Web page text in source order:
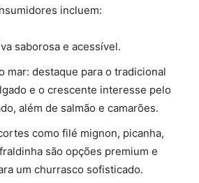
incluem:
saborosa e acessível.
mar: destaque para o tradicional
e o crescente interesse pelo
além de salmão e camarões.
como filé mignon, picanha,
são opções premium e
um churrasco sofisticado.